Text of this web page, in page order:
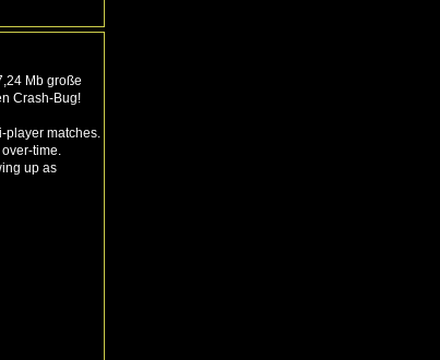
Mb große
Crash-Bug!
player matches.
time.
up as